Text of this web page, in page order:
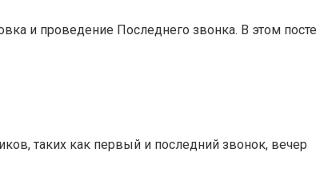
и проведение Последнего звонка. В этом посте
таких как первый и последний звонок, вечер